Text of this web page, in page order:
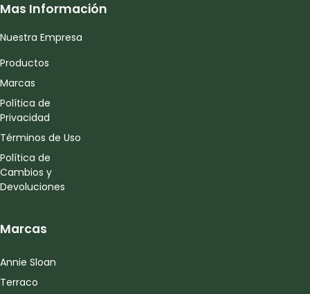
Mas Información
Nuestra Empresa
Productos
Marcas
Política de
Privacidad
Términos de Uso
Política de
Cambios y
Devoluciones
Marcas
Annie Sloan
Terraco